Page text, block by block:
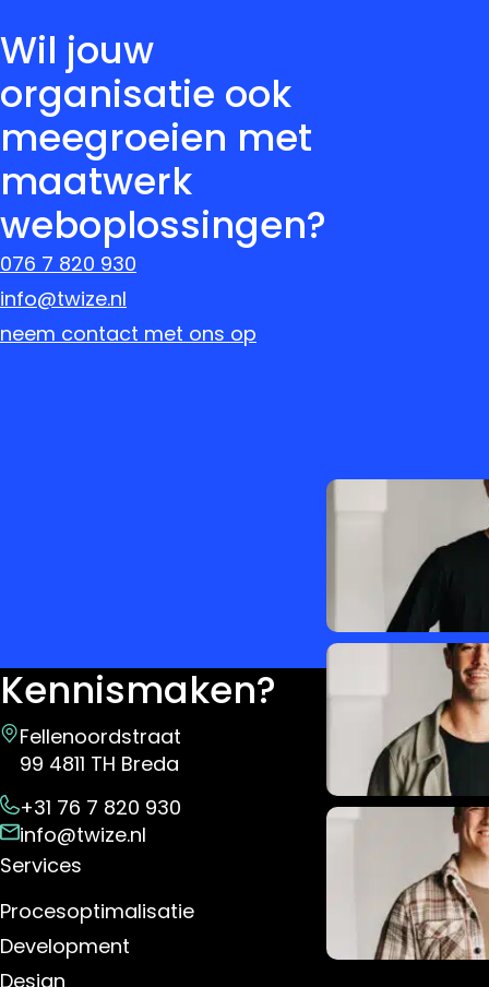
Wil jouw
organisatie ook
meegroeien met
maatwerk
weboplossingen?
076 7 820 930
info@twize.nl
neem contact met ons op
Kennismaken?
Fellenoordstraat
99 4811 TH Breda
+31 76 7 820 930
info@twize.nl
Services
Procesoptimalisatie
Development
Design